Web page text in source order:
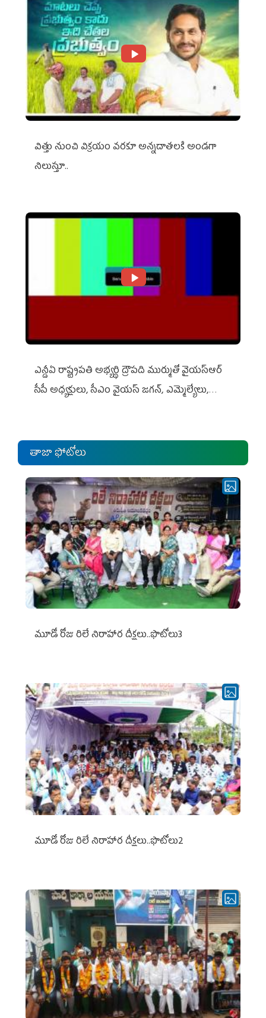
విత్తు నుంచి విక్రయం వరకూ అన్నదాతలకి అండగా
నిలుస్తూ..
ఎన్డీఏ రాష్ట్ర‌ప‌తి అభ్య‌ర్థి ద్రౌప‌ది ముర్ముతో వైయ‌స్ఆర్
సీపీ అధ్య‌క్షులు, సీఎం వైయ‌స్ జ‌గ‌న్, ఎమ్మెల్యేలు,
తాజా ఫోటోలు
మూడో రోజు రిలే నిరాహార దీక్షలు..ఫొటోలు3
మూడో రోజు రిలే నిరాహార దీక్షలు..ఫొటోలు2